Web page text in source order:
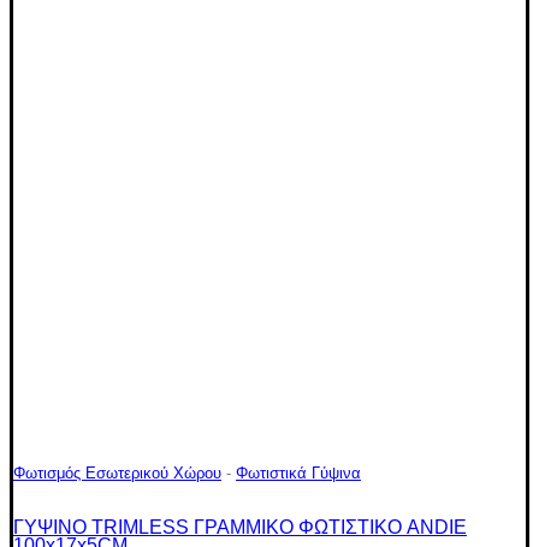
Φωτισμός Εσωτερικού Χώρου - Φωτιστικά Γύψινα
ΓΥΨΙΝΟ TRIMLESS ΓΡΑΜΜΙΚΟ ΦΩΤΙΣΤΙΚΟ ANDIE